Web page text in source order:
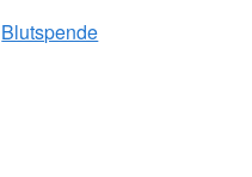
Blutspende